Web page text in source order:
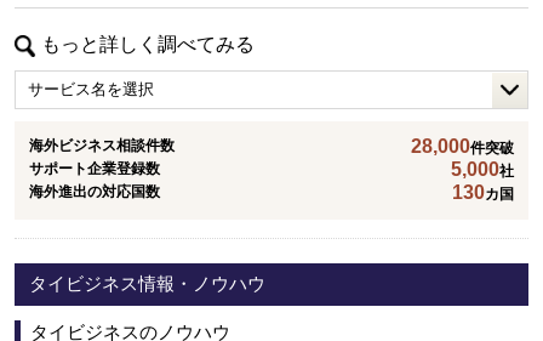
もっと詳しく調べてみる
海外ビジネス相談件数 28,000件突破
サポート企業登録数
5,000社
海外進出の対応国数
130カ国
タイビジネス情報・ノウハウ
タイビジネスのノウハウ